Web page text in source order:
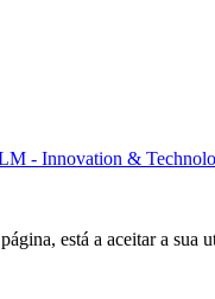
- Innovation &
está a aceitar a sua